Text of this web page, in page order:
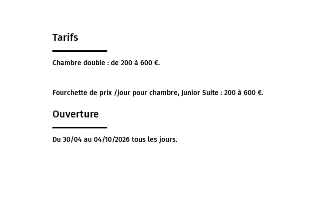
Tarifs
Chambre double : de 200 à 600 €.
Fourchette de prix /jour pour chambre, Junior Suite : 200 à 600 €.
Ouverture
Du 30/04 au 04/10/2026 tous les jours.